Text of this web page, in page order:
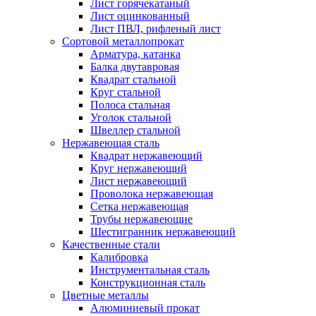
Лист горячекатаный
Лист оцинкованный
Лист ПВЛ, рифленый лист
Сортовой металлопрокат
Арматура, катанка
Балка двутавровая
Квадрат стальной
Круг стальной
Полоса стальная
Уголок стальной
Швеллер стальной
Нержавеющая сталь
Квадрат нержавеющий
Круг нержавеющий
Лист нержавеющий
Проволока нержавеющая
Сетка нержавеющая
Трубы нержавеющие
Шестигранник нержавеющий
Качественные стали
Калибровка
Инструментальная сталь
Конструкционная сталь
Цветные металлы
Алюминиевый прокат